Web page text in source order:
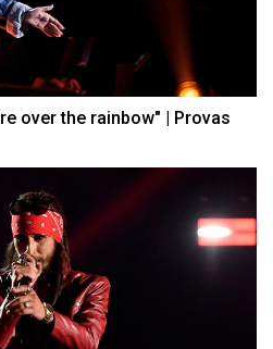
over the rainbow" | Provas